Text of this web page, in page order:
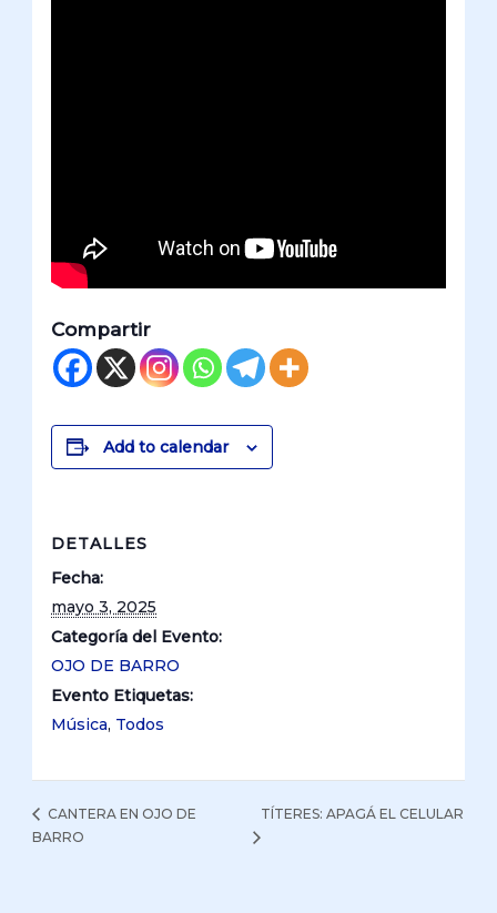
Compartir
Add to calendar
DETALLES
Fecha:
mayo 3, 2025
Categoría del Evento:
OJO DE BARRO
Evento Etiquetas:
Música, Todos
CANTERA EN OJO DE
BARRO
TÍTERES: APAGÁ EL CELULAR